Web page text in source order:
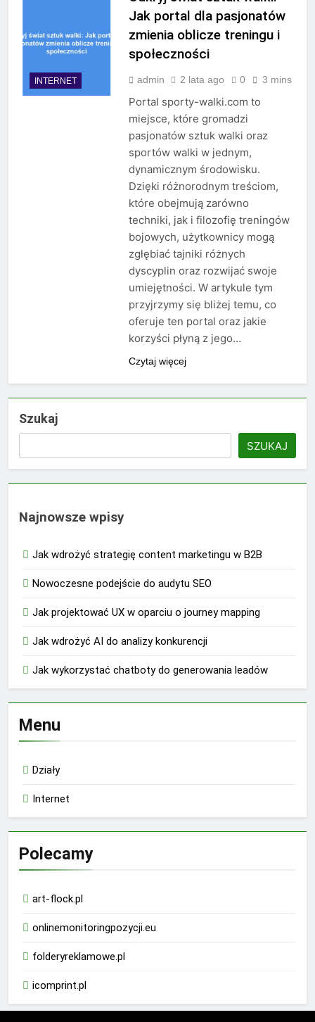
INTERNET
Jak portal dla pasjonatów
zmienia oblicze treningu i
społeczności
admin 2 lata ago 0 3 mins
Portal sporty-walki.com to
miejsce, które gromadzi
pasjonatów sztuk walki oraz
sportów walki w jednym,
dynamicznym środowisku.
Dzięki różnorodnym treściom,
które obejmują zarówno
techniki, jak i filozofię treningów
bojowych, użytkownicy mogą
zgłębiać tajniki różnych
dyscyplin oraz rozwijać swoje
umiejętności. W artykule tym
przyjrzymy się bliżej temu, co
oferuje ten portal oraz jakie
korzyści płyną z jego…
Czytaj więcej
Szukaj
SZUKAJ
Najnowsze wpisy
Jak wdrożyć strategię content marketingu w B2B
Nowoczesne podejście do audytu SEO
Jak projektować UX w oparciu o journey mapping
Jak wdrożyć AI do analizy konkurencji
Jak wykorzystać chatboty do generowania leadów
Menu
Działy
Internet
Polecamy
art-flock.pl
onlinemonitoringpozycji.eu
folderyreklamowe.pl
icomprint.pl